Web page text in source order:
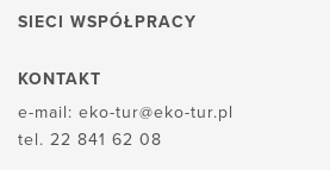
SIECI WSPÓŁPRACY
KONTAKT
e-mail: eko-tur@eko-tur.pl
tel. 22 841 62 08